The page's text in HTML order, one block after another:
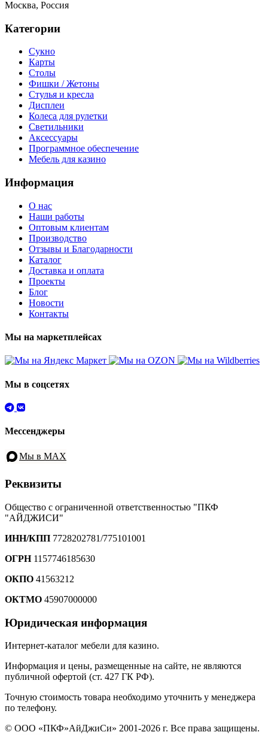
Москва, Россия
Категории
Сукно
Карты
Столы
Фишки / Жетоны
Стулья и кресла
Дисплеи
Колеса для рулетки
Светильники
Аксессуары
Программное обеспечение
Мебель для казино
Информация
О нас
Наши работы
Оптовым клиентам
Производство
Отзывы и Благодарности
Каталог
Доставка и оплата
Проекты
Блог
Новости
Контакты
Мы на маркетплейсах
Мы в соцсетях
Мессенджеры
Мы в MAX
Реквизиты
Общество с ограниченной ответственностью "ПКФ
"АЙДЖИСИ"
ИНН/КПП 7728202781/775101001
ОГРН1157746185630
ОКПО 41563212
ОКТМО 45907000000
Юридическая информация
Интернет-каталог мебели для казино.
Информация и цены, размещенные на сайте, не являются
публичной офертой (ст. 427 ГК РФ).
Точную стоимость товара необходимо уточнить у менеджера
по телефону.
© ООО «ПКФ»АйДжиСи» 2001-2026 г. Все права защищены.